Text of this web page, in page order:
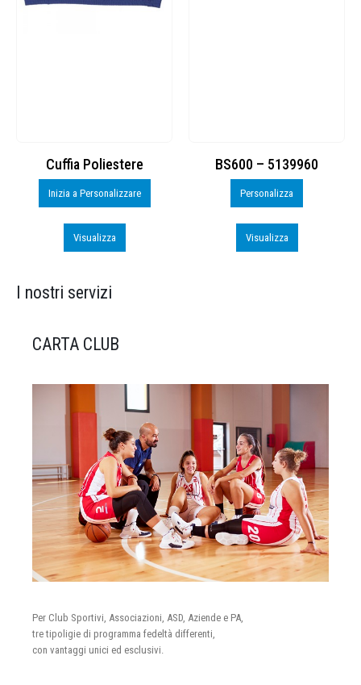
Cuffia Poliestere
Inizia a Personalizzare
Visualizza
BS600 – 5139960
Personalizza
Visualizza
I nostri servizi
CARTA CLUB
Per Club Sportivi, Associazioni, ASD, Aziende e PA,
tre tipoligie di programma fedeltà differenti,
con vantaggi unici ed esclusivi.